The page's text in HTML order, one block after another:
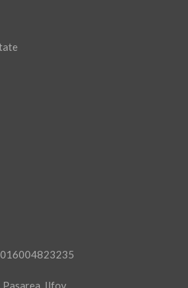
Pasarea, Ilfov